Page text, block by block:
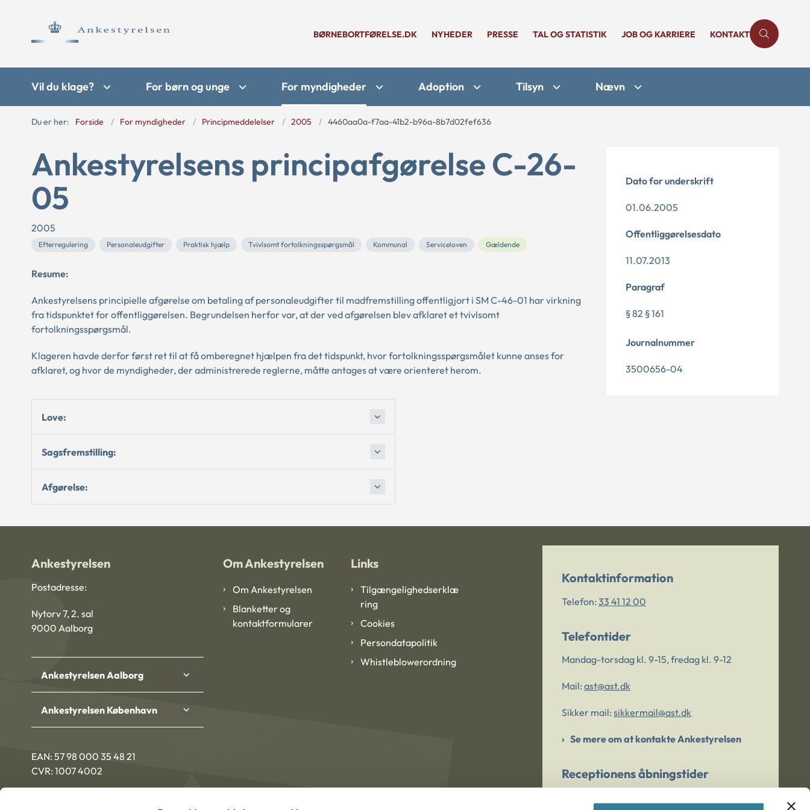
BØRNEBORTFØRELSE.DK NYHEDER PRESSE TAL OG STATISTIK JOB OG KARRIERE KONTAKT
Vil du klage? For børn og unge For myndigheder Adoption Tilsyn Nævn
Du er her: Forside For myndigheder Principmeddelelser 2005 4460aa0a-f7aa-41b2-b96a-8b7d02fef636
Ankestyrelsens principafgørelse C-26-
05
2005
Efterregulering Personaleudgifter Praktisk hjælp Tvivlsomt fortolkningsspørgsmål Kommunal Serviceloven Gældende
Resume:
Ankestyrelsens principielle afgørelse om betaling af personaleudgifter til madfremstilling offentligjort i SM C-46-01 har virkning
fra tidspunktet for offentliggørelsen. Begrundelsen herfor var, at der ved afgørelsen blev afklaret et tvivlsomt
fortolkningsspørgsmål.
Klageren havde derfor først ret til at få omberegnet hjælpen fra det tidspunkt, hvor fortolkningsspørgsmålet kunne anses for
afklaret, og hvor de myndigheder, der administrerede reglerne, måtte antages at være orienteret herom.
Love:
Sagsfremstilling:
Afgørelse:
Dato for underskrift
01.06.2005
Offentliggørelsesdato
11.07.2013
Paragraf
§ 82 § 161
Journalnummer
3500656-04
Ankestyrelsen
Postadresse:
Nytorv 7, 2. sal
9000 Aalborg
Ankestyrelsen Aalborg
Ankestyrelsen København
EAN: 57 98 000 35 48 21
CVR: 1007 4002
Om Ankestyrelsen
Om Ankestyrelsen
Blanketter og
kontaktformularer
Links
Tilgængelighedserklæ
ring
Cookies
Persondatapolitik
Whistleblowerordning
Kontaktinformation
Telefon: 33 41 12 00
Telefontider
Mandag-torsdag kl. 9-15, fredag kl. 9-12
Mail: ast@ast.dk
Sikker mail: sikkermail@ast.dk
Se mere om at kontakte Ankestyrelsen
Receptionens åbningstider